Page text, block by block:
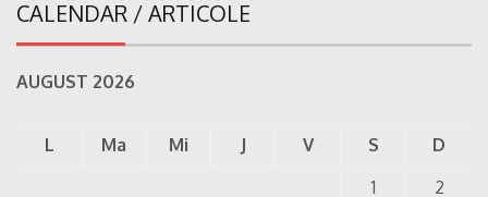
CALENDAR / ARTICOLE
AUGUST 2026
L Ma Mi J V S
D
1
2